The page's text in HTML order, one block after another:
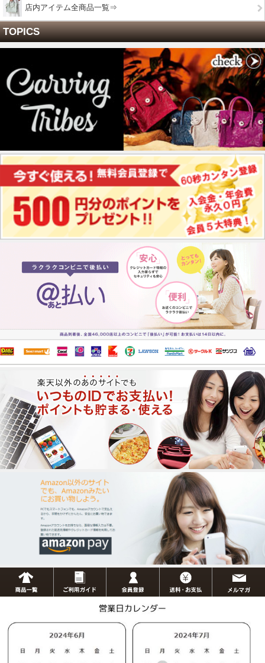
店内アイテム全商品一覧⇒
TOPICS